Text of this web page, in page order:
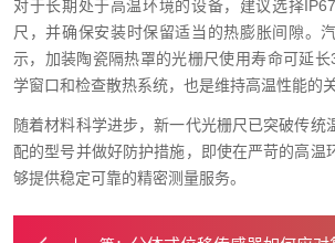
对于长期处于高温环境的设备，建议选择
尺，并确保安装时保留适当的热膨胀间隙。
示，加装陶瓷隔热罩的光栅尺使用寿命可延
学窗口和检查散热系统，也是维持高温性能的关
随着材料科学进步，新一代光栅尺已突破传统
配的型号并做好防护措施，即使在严苛的高温
够提供稳定可靠的精密测量服务。